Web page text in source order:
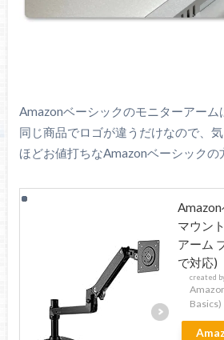
Amazonベーシックのモニターアーム
同じ商品でロゴが違うだけなので、
ほどお値打ちなAmazonベーシックの
Amazon
マウン
アーム
で対応)
created
Basics)